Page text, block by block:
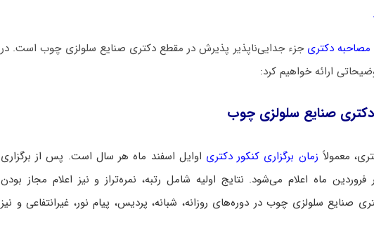
مصاحبه دکتری جزء جدایی‌ناپذیر پذیرش در مقطع دکتری صنایع سلولزی چوب است. در
ارائه خواهیم کرد:
صنایع سلولزی چوب
معمولاً زمان برگزاری کنکور دکتری اوایل اسفند ماه هر سال است. پس از برگزاری
فروردین ماه اعلام می‌شود. نتایج اولیه شامل رتبه، نمره‌تراز و نیز اعلام مجاز بودن
صنایع سلولزی چوب در دوره‌های روزانه، شبانه، پردیس، پیام نور، غیرانتفاعی و نیز